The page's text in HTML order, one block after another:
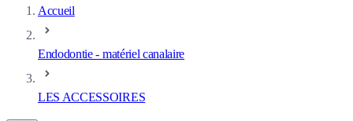
Accueil
Endodontie - matériel canalaire
LES ACCESSOIRES